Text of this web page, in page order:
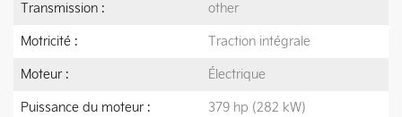
Transmission : other
Motricité : Traction intégrale
Moteur : Électrique
Puissance du moteur : 379 hp (282 kW)